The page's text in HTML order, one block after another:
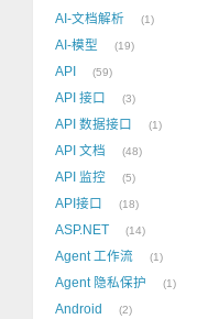
AI-文档解析 1
AI-模型 19
API 59
API 接口 3
API 数据接口 1
API 文档 48
API 监控 5
API接口 18
ASP.NET 14
Agent 工作流 1
Agent 隐私保护 1
Android 2